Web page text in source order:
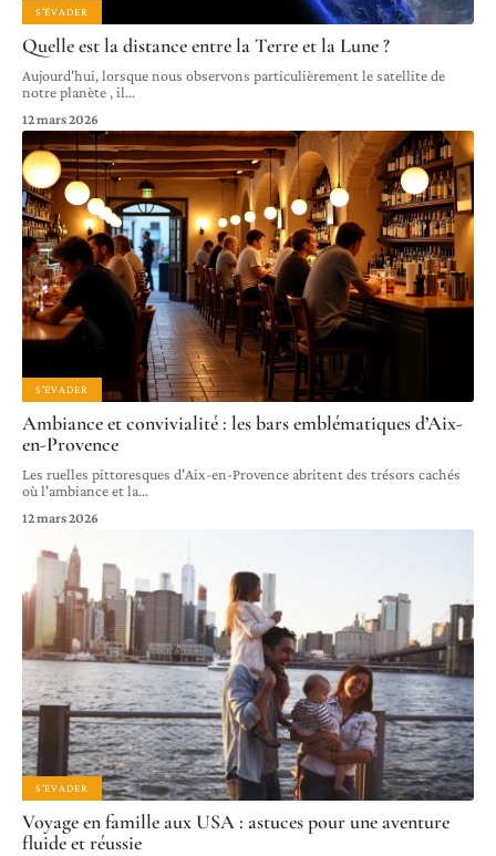
S'ÉVADER
Quelle est la distance entre la Terre et la Lune ?
Aujourd'hui, lorsque nous observons particulièrement le satellite de
notre planète , il…
12 mars 2026
S'ÉVADER
Ambiance et convivialité : les bars emblématiques d’Aix-
en-Provence
Les ruelles pittoresques d'Aix-en-Provence abritent des trésors cachés
où l'ambiance et la…
12 mars 2026
S'ÉVADER
Voyage en famille aux USA : astuces pour une aventure
fluide et réussie